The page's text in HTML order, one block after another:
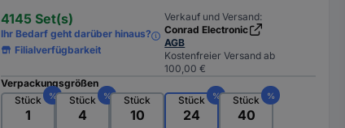
4145 Set(s)
Ihr Bedarf geht darüber hinaus?
Filialverfügbarkeit
Verkauf und Versand:
Conrad Electronic
AGB
Kostenfreier Versand ab
100,00 €
Verpackungsgrößen
Stück
%
1
Stück %
4
Stück
10
Stück %
24
Stück %
40